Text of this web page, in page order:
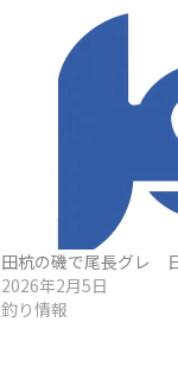
田杭の磯で尾長グレ
2026年2月5日
釣り情報